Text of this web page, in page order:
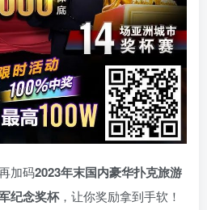
加码2023年末国内豪华扑克旅游
纪念奖杯，让你奖励拿到手软！